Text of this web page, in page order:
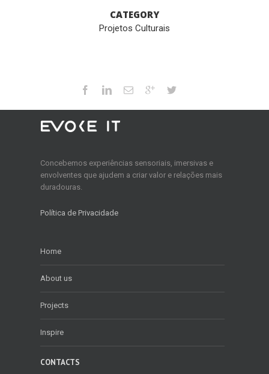
CATEGORY
Projetos Culturais
Concebemos experiências sensoriais, imersivas e
envolventes que ajudem a criar valor e relações mais
duradouras.
Política de Privacidade
Home
About us
Projects
Inspire
CONTACTS